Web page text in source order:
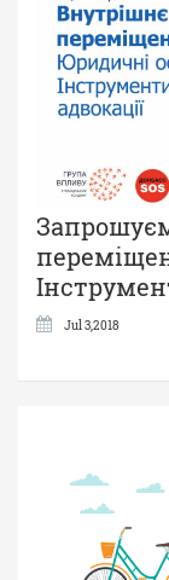
Jul 3,2018